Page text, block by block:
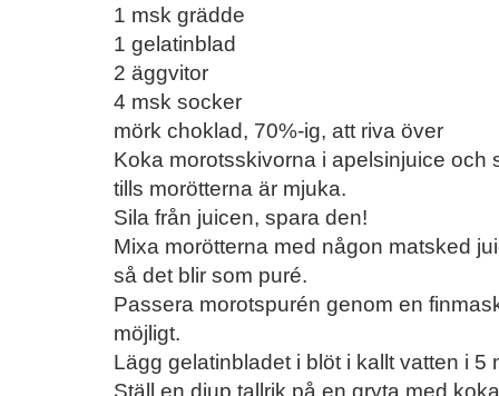
1 msk grädde
1 gelatinblad
2 äggvitor
4 msk socker
mörk choklad, 70%-ig, att riva över
Koka morotsskivorna i apelsinjuice och
tills morötterna är mjuka.
Sila från juicen, spara den!
Mixa morötterna med någon matsked
så det blir som puré.
Passera morotspurén genom en
möjligt.
Lägg gelatinbladet i blöt i kallt vatten i 5
Ställ en djup tallrik på en gryta med